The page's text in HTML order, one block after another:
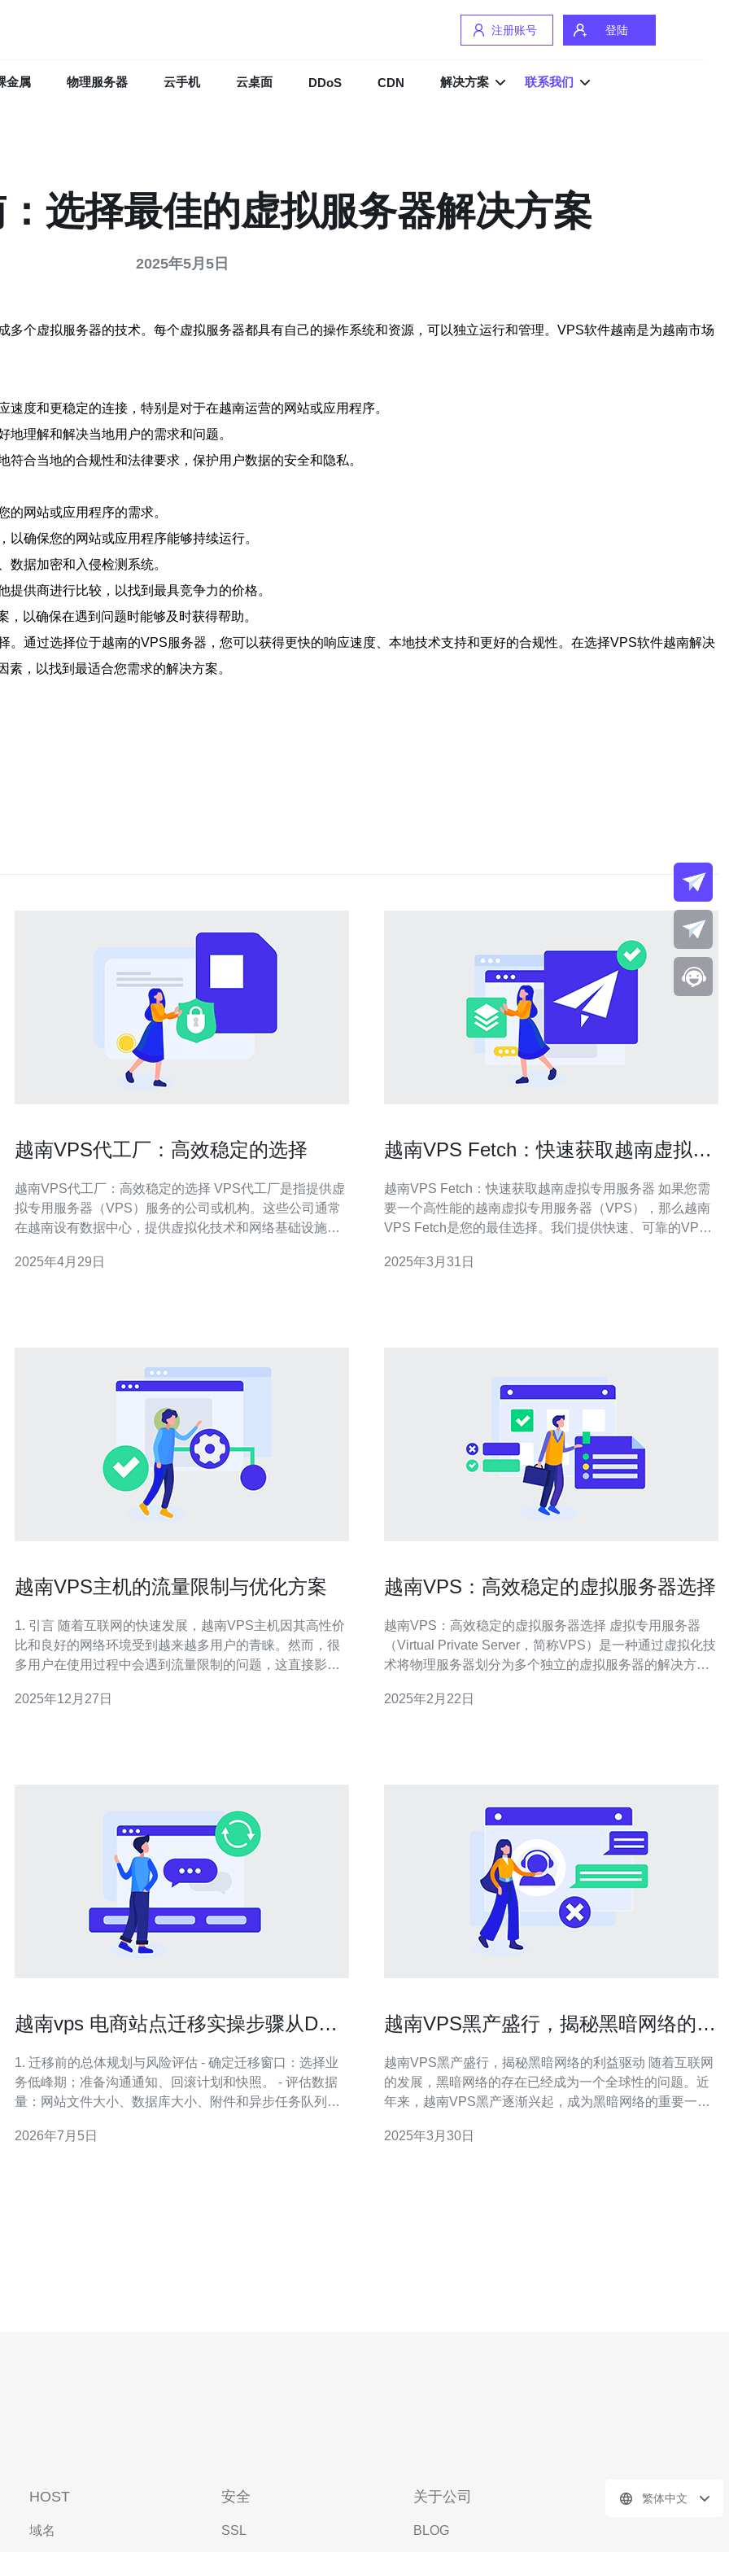
注册账号 登陆
金属 物理服务器 云手机 云桌面 DDoS CDN 解决方案 联系我们
选择最佳的虚拟服务器解决方案
2025年5月5日
个虚拟服务器的技术。每个虚拟服务器都具有自己的操作系统和资源，可以独立运行和管理。VPS软件越南是为越南市场
度和更稳定的连接，特别是对于在越南运营的网站或应用程序。
理解和解决当地用户的需求和问题。
合当地的合规性和法律要求，保护用户数据的安全和隐私。
网站或应用程序的需求。
确保您的网站或应用程序能够持续运行。
数据加密和入侵检测系统。
供商进行比较，以找到最具竞争力的价格。
以确保在遇到问题时能够及时获得帮助。
。通过选择位于越南的VPS服务器，您可以获得更快的响应速度、本地技术支持和更好的合规性。在选择VPS软件越南解决
，以找到最适合您需求的解决方案。
越南VPS代工厂：高效稳定的选择
越南VPS代工厂：高效稳定的选择 VPS代工厂是指提供虚
拟专用服务器（VPS）服务的公司或机构。这些公司通常
在越南设有数据中心，提供虚拟化技术和网络基础设施，
高效稳定的性能和优质的客户服务而闻名。 1. 高效稳定：
2025年4月29日
越南VPS Fetch：快速获取越南虚拟专
越南VPS Fetch：快速获取越南虚拟专用服务器 如果您需
要一个高性能的越南虚拟专用服务器（VPS），那么越南
VPS Fetch是您的最佳选择。我们提供快速、可靠的VPS
您介绍越南VPS Fetch的主要特点和优势。 越南VPS
2025年3月31日
越南VPS主机的流量限制与优化方案
1. 引言 随着互联网的快速发展，越南VPS主机因其高性价
比和良好的网络环境受到越来越多用户的青睐。然而，很
多用户在使用过程中会遇到流量限制的问题，这直接影响
的流量限制及其优化方案，帮助用户有效提升网站性能。
2025年12月27日
越南VPS：高效稳定的虚拟服务器选择
越南VPS：高效稳定的虚拟服务器选择 虚拟专用服务器
（Virtual Private Server，简称VPS）是一种通过虚拟化技
术将物理服务器划分为多个独立的虚拟服务器的解决方
服务器一样运行应用程序。 越南VPS在近年来的发展中越
2025年2月22日
越南vps 电商站点迁移实操步骤从DNS
1. 迁移前的总体规划与风险评估 - 确定迁移窗口：选择业
务低峰期；准备沟通通知、回滚计划和快照。 - 评估数据
量：网站文件大小、数据库大小、附件和异步任务队列。 -
（MySQL replication）实现零停机。根据流量与可接受停
2026年7月5日
越南VPS黑产盛行，揭秘黑暗网络的利
越南VPS黑产盛行，揭秘黑暗网络的利益驱动 随着互联网
的发展，黑暗网络的存在已经成为一个全球性的问题。近
年来，越南VPS黑产逐渐兴起，成为黑暗网络的重要一
盛行原因。 黑暗网络是指在互联网上无法直接访问的一部
2025年3月30日
HOST
域名
安全
SSL
关于公司
BLOG
繁体中文